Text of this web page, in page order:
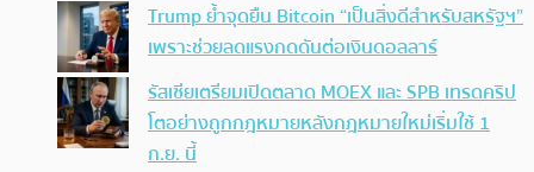
Trump ย้ำจุดยืน Bitcoin “เป็นสิ่งดีสำหรับสหรัฐฯ”
เพราะช่วยลดแรงกดดันต่อเงินดอลลาร์
รัสเซียเตรียมเปิดตลาด MOEX และ SPB เทรดคริป
โตอย่างถูกกฎหมายหลังกฎหมายใหม่เริ่มใช้ 1
ก.ย. นี้